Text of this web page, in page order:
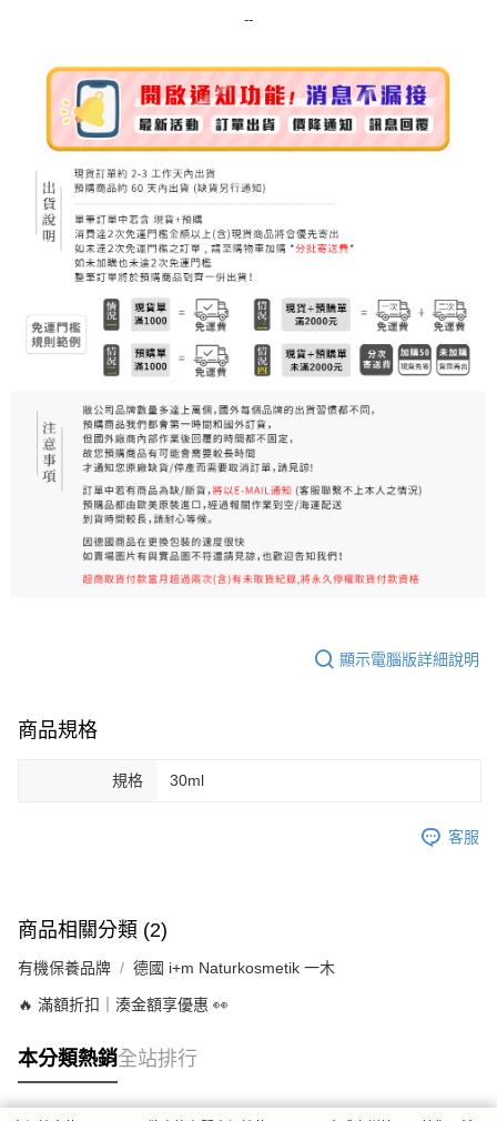
--
顯示電腦版詳細說明
商品規格
規格 30ml
客服
商品相關分類 (2)
有機保養品牌 德國 i+m Naturkosmetik 一木
🔥 滿額折扣｜湊金額享優惠 👀
本分類熱銷全站排行